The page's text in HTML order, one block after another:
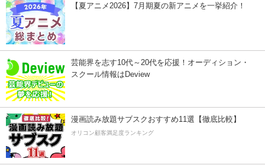
【夏アニメ2026】7月期夏の新アニメを一挙紹介！
芸能界を志す10代～20代を応援！オーディション・
スクール情報はDeview
漫画読み放題サブスクおすすめ11選【徹底比較】
オリコン顧客満足度ランキング